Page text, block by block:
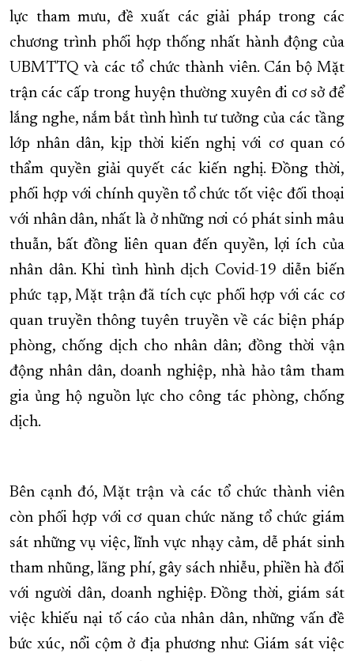
lực tham mưu, đề xuất các giải pháp trong các
chương trình phối hợp thống nhất hành động của
UBMTTQ và các tổ chức thành viên. Cán bộ Mặt
trận các cấp trong huyện thường xuyên đi cơ sở để
lắng nghe, nắm bắt tình hình tư tưởng của các tầng
lớp nhân dân, kịp thời kiến nghị với cơ quan có
thẩm quyền giải quyết các kiến nghị. Đồng thời,
phối hợp với chính quyền tổ chức tốt việc đối thoại
với nhân dân, nhất là ở những nơi có phát sinh mâu
thuẫn, bất đồng liên quan đến quyền, lợi ích của
nhân dân. Khi tình hình dịch Covid-19 diễn biến
phức tạp, Mặt trận đã tích cực phối hợp với các cơ
quan truyền thông tuyên truyền về các biện pháp
phòng, chống dịch cho nhân dân; đồng thời vận
động nhân dân, doanh nghiệp, nhà hảo tâm tham
gia ủng hộ nguồn lực cho công tác phòng, chống
dịch.
Bên cạnh đó, Mặt trận và các tổ chức thành viên
còn phối hợp với cơ quan chức năng tổ chức giám
sát những vụ việc, lĩnh vực nhạy cảm, dễ phát sinh
tham nhũng, lãng phí, gây sách nhiễu, phiền hà đối
với người dân, doanh nghiệp. Đồng thời, giám sát
việc khiếu nại tố cáo của nhân dân, những vấn đề
bức xúc, nổi cộm ở địa phương như: Giám sát việc